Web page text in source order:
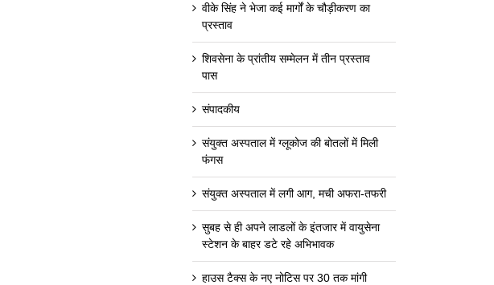
वीके सिंह ने भेजा कई मार्गों के चौड़ीकरण का
प्रस्ताव
शिवसेना के प्रांतीय सम्मेलन में तीन प्रस्ताव
पास
संपादकीय
संयुक्त अस्पताल में ग्लूकोज की बोतलों में मिली
फंगस
संयुक्त अस्पताल में लगी आग, मची अफरा-तफरी
सुबह से ही अपने लाडलों के इंतजार में वायुसेना
स्टेशन के बाहर डटे रहे अभिभावक
हाउस टैक्स के नए नोटिस पर 30 तक मांगी